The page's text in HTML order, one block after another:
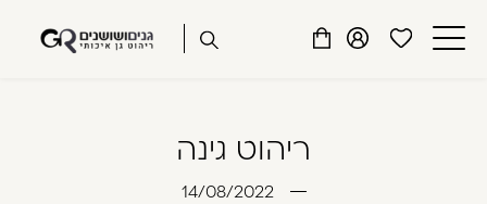
לֵב:
פתיחתפתיחתפתיחת
כבר רשומים? התחברוריהוט גינה
14/08/2022